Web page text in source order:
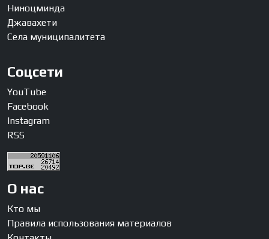
Ниноцминда
Джавахети
Села муниципалитета
Соцсети
YouTube
Facebook
Instagram
RSS
О нас
Кто мы
Правила использования материалов